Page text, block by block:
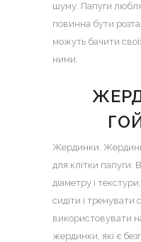
шуму. Папуги
повинна бути
можуть бачити
ними.
Жердинки.
для клітки папуги.
діаметру і
сидіти і
використовувати
жердинки, які є